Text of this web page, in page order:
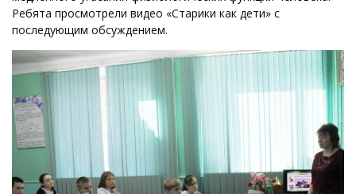
Ребята просмотрели видео «Старики как дети» с
последующим обсуждением.